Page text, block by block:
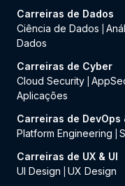
Carreiras de Dados
Ciência de Dados
Dados
Carreiras de Cyber
Cloud Security
Aplicações
Carreiras de DevOps
Platform Engineering
Carreiras de UX & UI
UI Design
UX Design